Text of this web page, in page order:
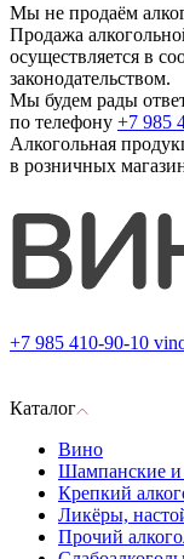
Мы не продаём
Продажа
осуществляется в
законодательством.
Мы будем рады
по телефону +7 985
Алкогольная
в розничных
+7 985 410-90-10
Каталог
Вино
Шампанские и
Крепкий
Ликёры,
Прочий